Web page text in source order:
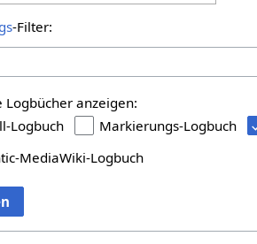
-Filter:
Logbücher anzeigen:
Logbuch
Markierungs-Logbuch
MediaWiki-Logbuch